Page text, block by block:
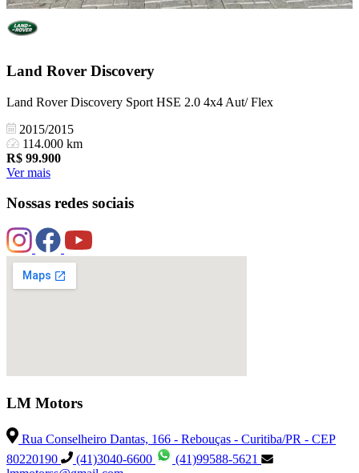
Land Rover Discovery
Land Rover Discovery Sport HSE 2.0 4x4 Aut/ Flex
2015/2015
114.000 km
R$ 99.900
Ver mais
Nossas redes sociais
LM Motors
Rua Conselheiro Dantas, 166 - Rebouças - Curitiba/PR - CEP
80220190
(41)3040-6600
(41)99588-5621